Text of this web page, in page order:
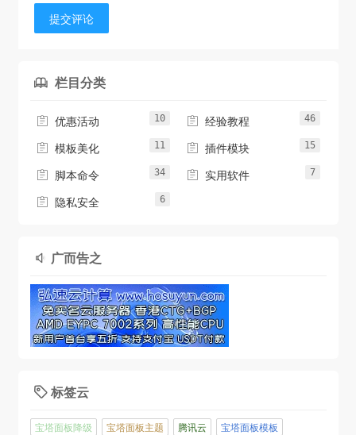
提交评论
 栏目分类
 优惠活动 10  经验教程 46
 模板美化 11  插件模块 15
 脚本命令 34  实用软件 7
 隐私安全 6
 广而告之
 标签云
宝塔面板降级 宝塔面板主题 腾讯云
宝塔面板模板